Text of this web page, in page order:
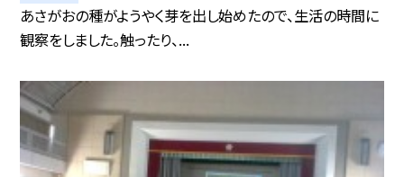
あさがおの種がようやく芽を出し始めたので、生活の時間に
観察をしました。触ったり、...